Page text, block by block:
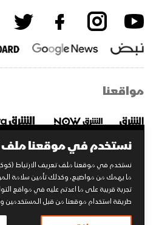
نستخدم في موقعنا
نستخدم في موقعنا ملف تعريف الارتباط
ما يهمك من مواضيع، وكذلك تأمين سلامة
تجربة قريبة على ما اعدتم عليه في مواقع
طريقة استخدام موقعنا من قبل المستخدمين
مواقعنا
2026 © الشرق. جميع الحقوق محفوظة.
إحدى شركات